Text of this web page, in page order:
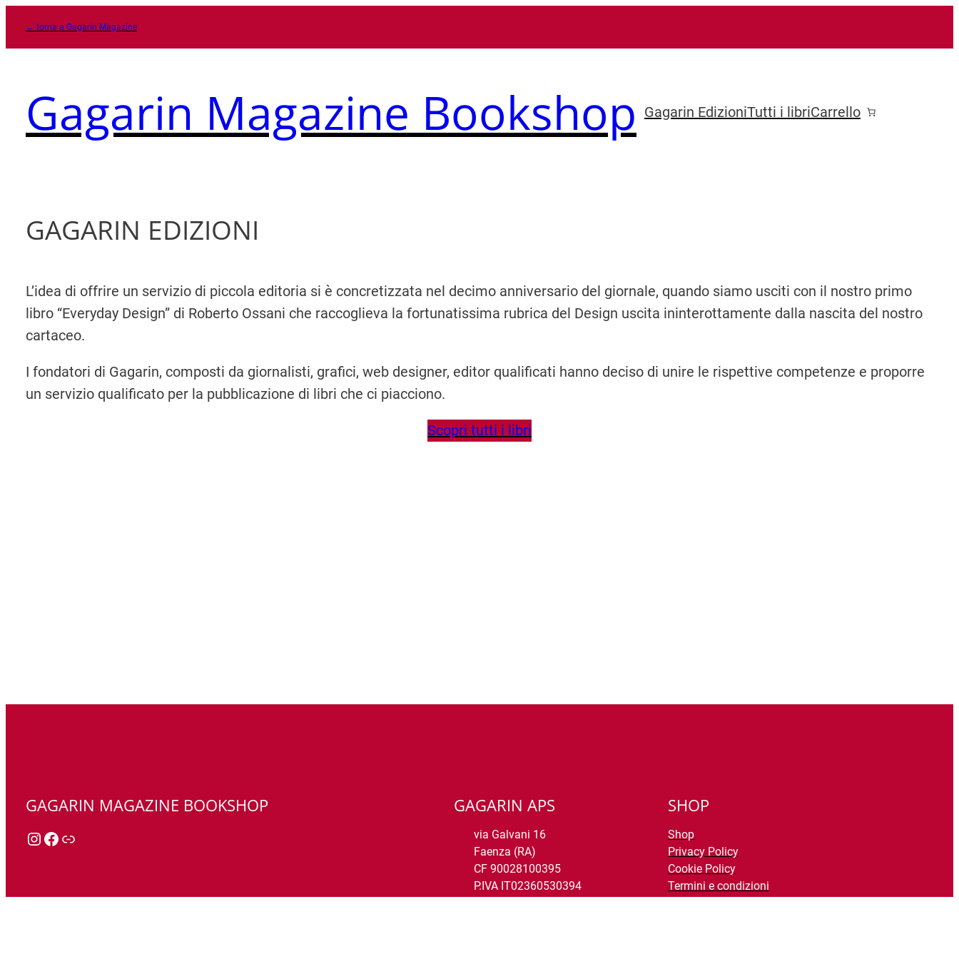
← torna a Gagarin Magazine
Gagarin Magazine Bookshop Gagarin EdizioniTutti i libriCarrello
GAGARIN EDIZIONI
L’idea di offrire un servizio di piccola editoria si è concretizzata nel decimo anniversario del giornale, quando siamo usciti con il nostro primo
libro “Everyday Design” di Roberto Ossani che raccoglieva la fortunatissima rubrica del Design uscita ininterottamente dalla nascita del nostro
cartaceo.
I fondatori di Gagarin, composti da giornalisti, grafici, web designer, editor qualificati hanno deciso di unire le rispettive competenze e proporre
un servizio qualificato per la pubblicazione di libri che ci piacciono.
Scopri tutti i libri
GAGARIN MAGAZINE BOOKSHOP
Instagram Facebook Link
GAGARIN APS
via Galvani 16
Faenza (RA)
CF 90028100395
P.IVA IT02360530394
SHOP
Shop
Privacy Policy
Cookie Policy
Termini e condizioni